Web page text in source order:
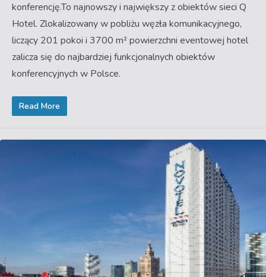
konferencję.To najnowszy i największy z obiektów sieci Q
Hotel. Zlokalizowany w pobliżu węzła komunikacyjnego,
liczący 201 pokoi i 3700 m² powierzchni eventowej hotel
zalicza się do najbardziej funkcjonalnych obiektów
konferencyjnych w Polsce.
Read More